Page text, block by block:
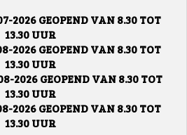
2026 GEOPEND VAN 8.30 TOT
13.30 UUR
2026 GEOPEND VAN 8.30 TOT
13.30 UUR
2026 GEOPEND VAN 8.30 TOT
13.30 UUR
2026 GEOPEND VAN 8.30 TOT
13.30 UUR